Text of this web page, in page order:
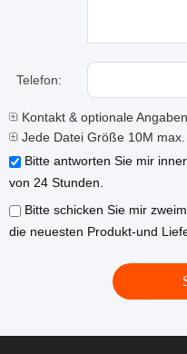
Telefon:
Kontakt & optionale Angaben
Jede Datei Größe 10M max.
Bitte antworten Sie mir
von 24 Stunden.
Bitte schicken Sie mir
die neuesten Produkt-und